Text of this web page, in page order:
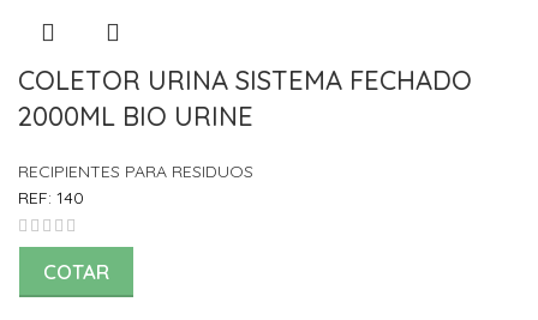
COLETOR URINA SISTEMA FECHADO
2000ML BIO URINE
RECIPIENTES PARA RESIDUOS
REF: 140
COTAR